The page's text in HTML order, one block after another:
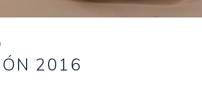
2016